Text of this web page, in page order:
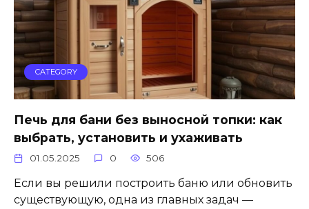
CATEGORY
Печь для бани без выносной топки: как
выбрать, установить и ухаживать
01.05.2025 0 506
Если вы решили построить баню или обновить
существующую, одна из главных задач —